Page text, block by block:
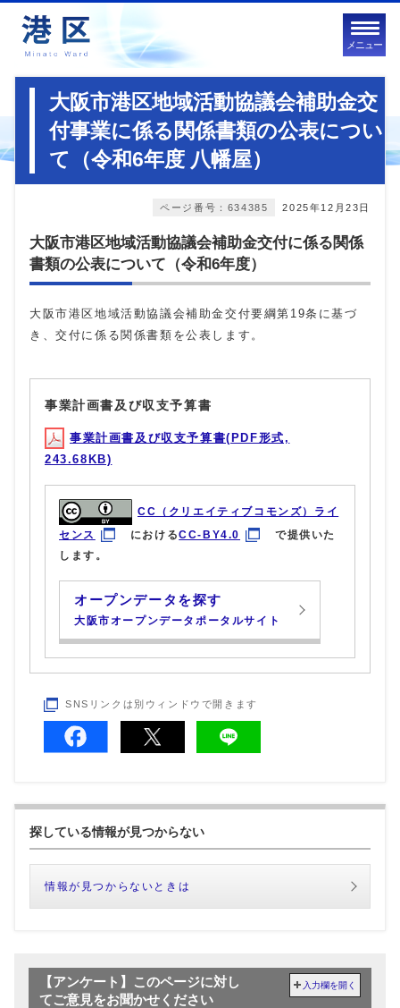
メニュー
大阪市港区地域活動協議会補助金交
付事業に係る関係書類の公表につい
て（令和6年度 八幡屋）
2025年12月23日
ページ番号：634385
大阪市港区地域活動協議会補助金交付に係る関係
書類の公表について（令和6年度）
大阪市港区地域活動協議会補助金交付要綱第19条に基づ
き、交付に係る関係書類を公表します。
事業計画書及び収支予算書
事業計画書及び収支予算書(PDF形式,
243.68KB)
CC（クリエイティブコモンズ）ライ
センス
におけるCC-BY4.0
で提供いた
します。
オープンデータを探す
大阪市オープンデータポータルサイト
SNSリンクは別ウィンドウで開きます
探している情報が見つからない
情報が見つからないときは
【アンケート】このページに対し
てご意見をお聞かせください
入力欄を開く